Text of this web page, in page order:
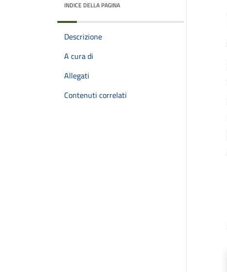
INDICE DELLA PAGINA
Descrizione
A cura di
Allegati
Contenuti correlati